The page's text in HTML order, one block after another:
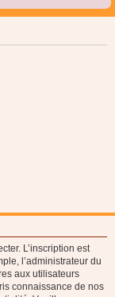
L’inscription est
l’administrateur du
aux utilisateurs
connaissance de nos